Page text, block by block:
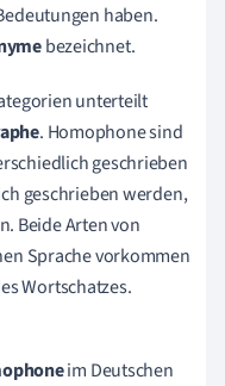
haben.
bezeichnet.
unterteilt
. Homophone sind
geschrieben
geschrieben werden,
Beide Arten von
Sprache vorkommen
Wortschatzes.
im Deutschen